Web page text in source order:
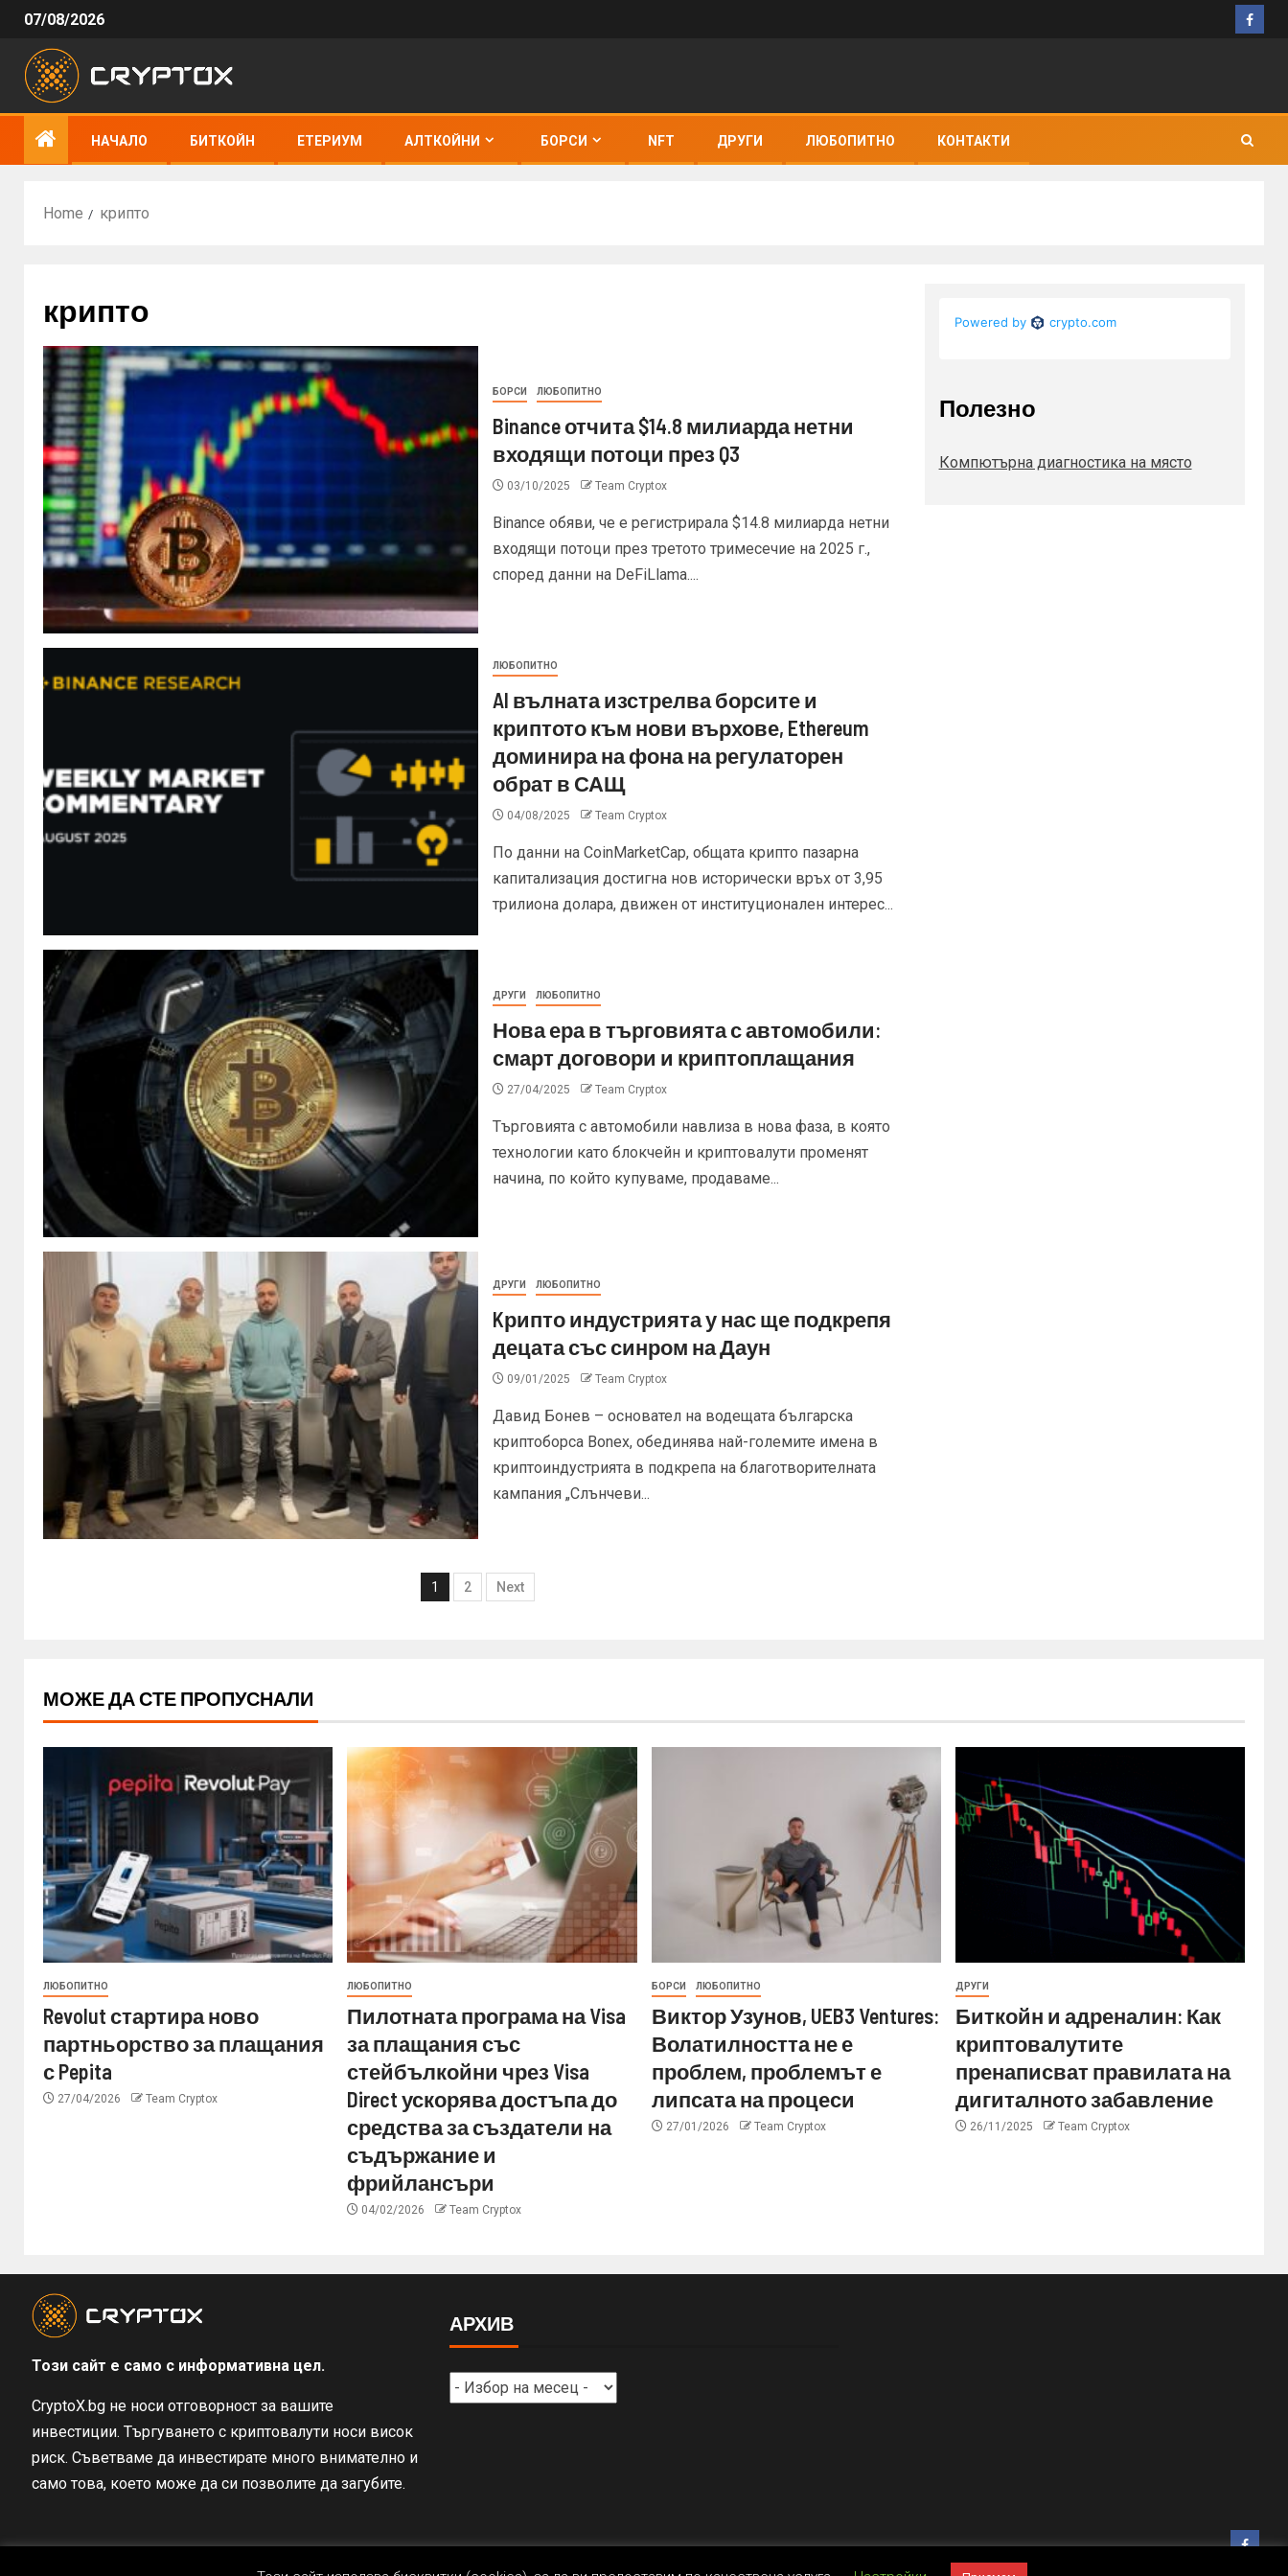
07/08/2026
НАЧАЛО БИТКОЙН ЕТЕРИУМ АЛТКОЙНИ БОРСИ NFT ДРУГИ ЛЮБОПИТНО КОНТАКТИ
Home крипто
крипто
БОРСИ ЛЮБОПИТНО
Binance отчита $14.8 милиарда нетни
входящи потоци през Q3
03/10/2025 Team Cryptox
Binance обяви, че е регистрирала $14.8 милиарда нетни
входящи потоци през третото тримесечие на 2025 г.,
според данни на DeFiLlama....
ЛЮБОПИТНО
AI вълната изстрелва борсите и
криптото към нови върхове, Ethereum
доминира на фона на регулаторен
обрат в САЩ
04/08/2025 Team Cryptox
По данни на CoinMarketCap, общата крипто пазарна
капитализация достигна нов исторически връх от 3,95
трилиона долара, движен от институционален интерес...
ДРУГИ ЛЮБОПИТНО
Нова ера в търговията с автомобили:
смарт договори и криптоплащания
27/04/2025 Team Cryptox
Търговията с автомобили навлиза в нова фаза, в която
технологии като блокчейн и криптовалути променят
начина, по който купуваме, продаваме...
ДРУГИ ЛЮБОПИТНО
Kрипто индустрията у нас ще подкрепя
децата със синром на Даун
09/01/2025 Team Cryptox
Давид Бонев – основател на водещата българска
криптоборса Bonex, обединява най-големите имена в
криптоиндустрията в подкрепа на благотворителната
кампания „Слънчеви...
1 2 Next
Полезно
Компютърна диагностика на място
МОЖЕ ДА СТЕ ПРОПУСНАЛИ
ЛЮБОПИТНО
Revolut стартира ново
партньорство за плащания
с Pepita
27/04/2026 Team Cryptox
ЛЮБОПИТНО
Пилотната програма на Visa
за плащания със
стейбълкойни чрез Visa
Direct ускорява достъпа до
средства за създатели на
съдържание и
фрийлансъри
04/02/2026 Team Cryptox
БОРСИ ЛЮБОПИТНО
Виктор Узунов, UEB3 Ventures:
Волатилността не е
проблем, проблемът е
липсата на процеси
27/01/2026 Team Cryptox
ДРУГИ
Биткойн и адреналин: Как
криптовалутите
пренаписват правилата на
дигиталното забавление
26/11/2025 Team Cryptox
Този сайт е само с информативна цел.
CryptoX.bg не носи отговорност за вашите
инвестиции. Търгуването с криптовалути носи висок
риск. Съветваме да инвестирате много внимателно и
само това, което може да си позволите да загубите.
АРХИВ